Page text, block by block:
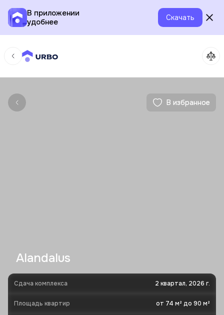
В приложении
удобнее
Скачать
В избранное
Alandalus
Сдача комплекса 2 квартал, 2026 г.
Площадь квартир от 74 м² до 90 м²